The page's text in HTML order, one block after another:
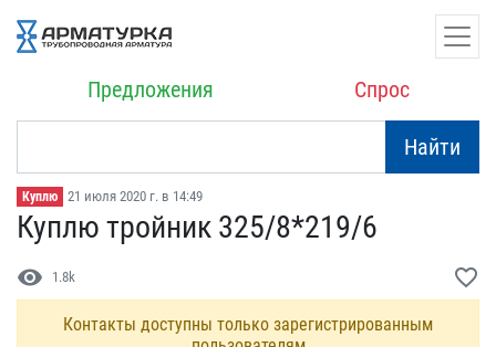
Предложения Спрос
Найти
Куплю 21 июля 2020 г. в 14:49
Куплю тройник 325/8*219/​6
visibility 1.8k favorite_border
Контакты доступны только зарегистрированным